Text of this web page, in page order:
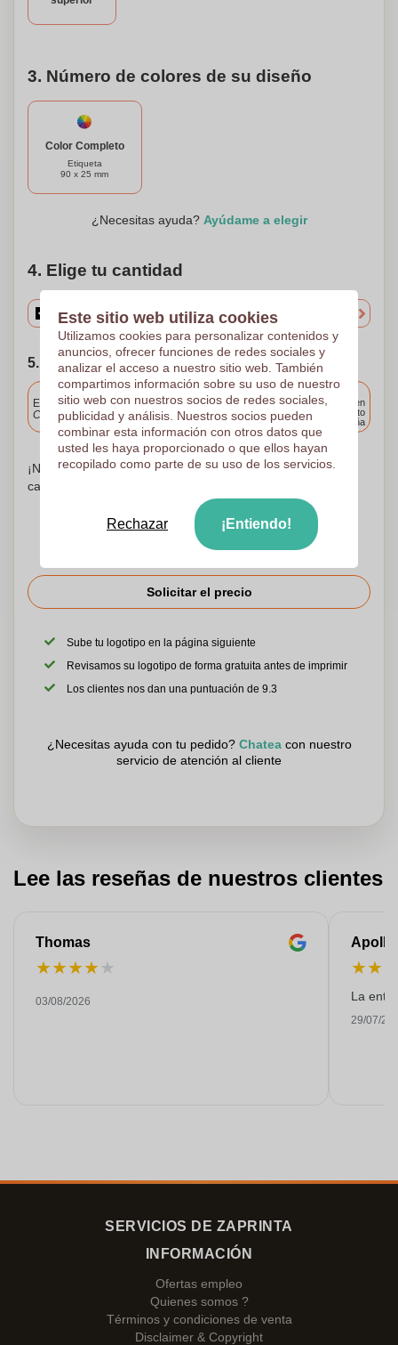
barra de muesli personalizada de manzana y eleva tu
experiencia de snack a un nivel completamente nuevo!
3. Número de colores de su diseño
Color Completo
Etiqueta
90 x 25 mm
¿Necesitas ayuda? Ayúdame a elegir
4. Elige tu cantidad
5. Elija su fecha de envío
Incluido
Entrega estándar
Cargue y apruebe sus archivos antes de las 9.30 a.m.
Entrega en
cualquier punto
de España
¡No te preocupes! Simplemente suba sus archivos a la
canasta de compras
Solicitar el precio
Sube tu logotipo en la página siguiente
Revisamos su logotipo de forma gratuita antes de imprimir
Los clientes nos dan una puntuación de 9.3
¿Necesitas ayuda con tu pedido? Chateacon nuestro
servicio de atención al cliente
Lee las reseñas de nuestros clientes
Thomas
★★★★★
03/08/2026
★★
La
29/07/
SERVICIOS DE ZAPRINTA
INFORMACIÓN
Ofertas empleo
Quienes somos ?
Términos y condiciones de venta
Disclaimer & Copyright
Este sitio web utiliza cookies
Utilizamos cookies para personalizar contenidos y
anuncios, ofrecer funciones de redes sociales y
analizar el acceso a nuestro sitio web. También
compartimos información sobre su uso de nuestro
sitio web con nuestros socios de redes sociales,
publicidad y análisis. Nuestros socios pueden
combinar esta información con otros datos que
usted les haya proporcionado o que ellos hayan
recopilado como parte de su uso de los servicios.
Rechazar ¡Entiendo!